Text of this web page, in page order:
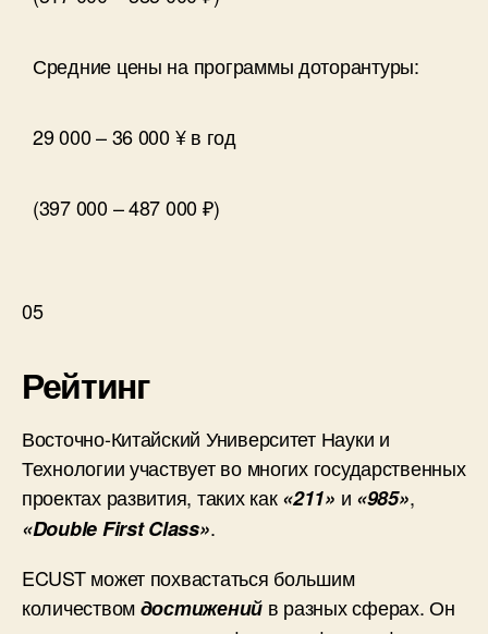
Средние цены на программы доторантуры:
29 000 – 36 000 ¥ в год
(397 000 – 487 000 ₽)
05
Рейтинг
Восточно-Китайский Университет Науки и
Технологии участвует во многих государственных
проектах развития, таких как«211» и «985»,
«Double First Class».
ECUST может похвастаться большим
количествомдостижений в разных сферах. Он